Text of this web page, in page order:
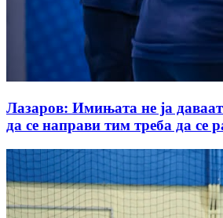
Лазаров: Имињата не ја
да се направи тим треба да се